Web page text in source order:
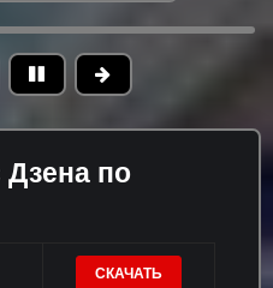
Дзена по
СКАЧАТЬ